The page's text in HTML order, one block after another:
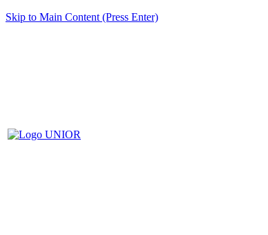
Skip to Main Content (Press Enter)